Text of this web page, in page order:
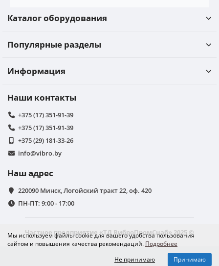
Мы используем файлы cookie для вашего удобства пользования
сайтом и повышения качества рекомендаций. Подробнее
Не принимаю Принимаю
Каталог оборудования
Популярные разделы
Информация
Наши контакты
+375 (17) 351-91-39
+375 (17) 351-91-39
+375 (29) 181-33-26
info@vibro.by
Наш адрес
220090 Минск, Логойский тракт 22, оф. 420
ПН-ПТ: 9:00 - 17:00
Частное предприятие «ТД ВиброПромСнаб» 2025 ©